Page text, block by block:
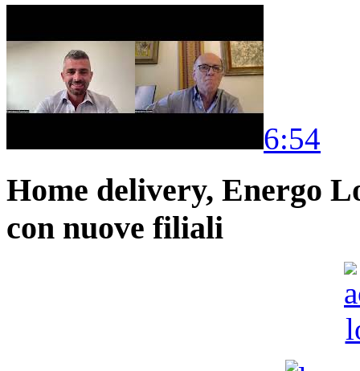
6:54
Home delivery, Energo
con nuove filiali